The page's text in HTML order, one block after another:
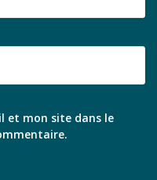
et mon site dans le